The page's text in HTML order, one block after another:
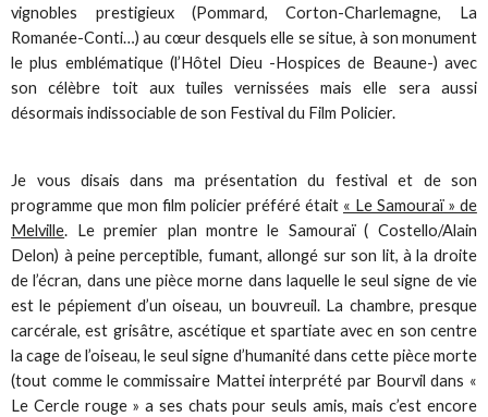
vignobles prestigieux (Pommard, Corton-Charlemagne, La
Romanée-Conti…) au cœur desquels elle se situe, à son monument
le plus emblématique (l’Hôtel Dieu -Hospices de Beaune-) avec
son célèbre toit aux tuiles vernissées mais elle sera aussi
désormais indissociable de son Festival du Film Policier.
Je vous disais dans ma présentation du festival et de son
programme que mon film policier préféré était « Le Samouraï » de
Melville. Le premier plan montre le Samouraï ( Costello/Alain
Delon) à peine perceptible, fumant, allongé sur son lit, à la droite
de l’écran, dans une pièce morne dans laquelle le seul signe de vie
est le pépiement d’un oiseau, un bouvreuil. La chambre, presque
carcérale, est grisâtre, ascétique et spartiate avec en son centre
la cage de l’oiseau, le seul signe d’humanité dans cette pièce morte
(tout comme le commissaire Mattei interprété par Bourvil dans «
Le Cercle rouge » a ses chats pour seuls amis, mais c’est encore